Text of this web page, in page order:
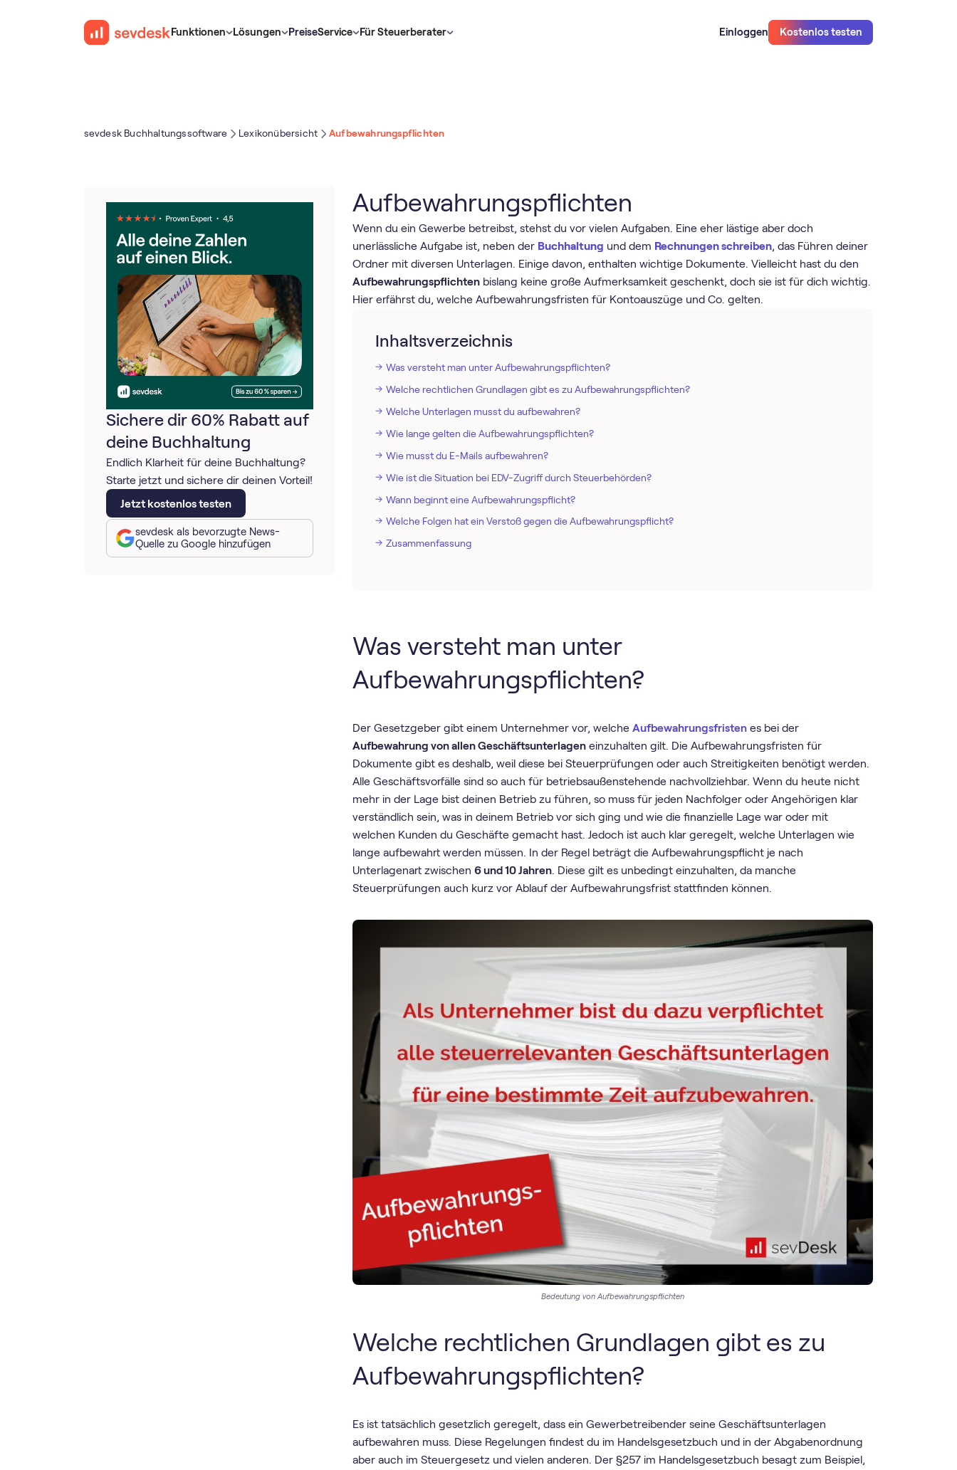
Funktionen Lösungen PreiseService Für Steuerberater Einloggen Kostenlos testen
sevdesk Buch­haltungs­software Lexikonübersicht Aufbewahrungspflichten
Sichere dir 60% Rabatt auf
deine Buchhaltung
Endlich Klarheit für deine Buchhaltung?
Starte jetzt und sichere dir deinen Vorteil!
Jetzt kostenlos testen
sevdesk als bevorzugte News-
Quelle zu Google hinzufügen
Aufbewahrungspflichten
Wenn du ein Gewerbe betreibst, stehst du vor vielen Aufgaben. Eine eher lästige aber doch
unerlässliche Aufgabe ist, neben der Buchhaltung und dem Rechnungen schreiben, das Führen deiner
Ordner mit diversen Unterlagen. Einige davon, enthalten wichtige Dokumente. Vielleicht hast du den
Aufbewahrungspflichten bislang keine große Aufmerksamkeit geschenkt, doch sie ist für dich wichtig.
Hier erfährst du, welche Aufbewahrungsfristen für Kontoauszüge und Co. gelten.
Inhaltsverzeichnis
Was versteht man unter Aufbewahrungspflichten?
Welche rechtlichen Grundlagen gibt es zu Aufbewahrungspflichten?
Welche Unterlagen musst du aufbewahren?
Wie lange gelten die Aufbewahrungspflichten?
Wie musst du E-Mails aufbewahren?
Wie ist die Situation bei EDV-Zugriff durch Steuerbehörden?
Wann beginnt eine Aufbewahrungspflicht?
Welche Folgen hat ein Verstoß gegen die Aufbewahrungspflicht?
Zusammenfassung
Was versteht man unter
Aufbewahrungspflichten?
Der Gesetzgeber gibt einem Unternehmer vor, welcheAufbewahrungsfristen es bei der
Aufbewahrung von allen Geschäftsunterlagen einzuhalten gilt. Die Aufbewahrungsfristen für
Dokumente gibt es deshalb, weil diese bei Steuerprüfungen oder auch Streitigkeiten benötigt werden.
Alle Geschäftsvorfälle sind so auch für betriebsaußenstehende nachvollziehbar. Wenn du heute nicht
mehr in der Lage bist deinen Betrieb zu führen, so muss für jeden Nachfolger oder Angehörigen klar
verständlich sein, was in deinem Betrieb vor sich ging und wie die finanzielle Lage war oder mit
welchen Kunden du Geschäfte gemacht hast. Jedoch ist auch klar geregelt, welche Unterlagen wie
lange aufbewahrt werden müssen. In der Regel beträgt die Aufbewahrungspflicht je nach
Unterlagenart zwischen6 und 10 Jahren. Diese gilt es unbedingt einzuhalten, da manche
Steuerprüfungen auch kurz vor Ablauf der Aufbewahrungsfrist stattfinden können.
Bedeutung von Aufbewahrungspflichten
Welche rechtlichen Grundlagen gibt es zu
Aufbewahrungspflichten?
Es ist tatsächlich gesetzlich geregelt, dass ein Gewerbetreibender seine Geschäftsunterlagen
aufbewahren muss. Diese Regelungen findest du im Handelsgesetzbuch und in der Abgabenordnung
aber auch im Steuergesetz und vielen anderen. Der §257 im Handelsgesetzbuch besagt zum Beispiel,